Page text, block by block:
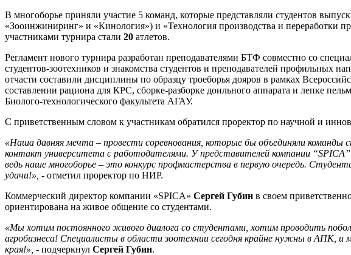
В многоборье приняли участие 5 команд, которые представляли студентов
«Зооинжиниринг» и «Кинология») и «Технология производства и переработки
участниками турнира стали 20 атлетов.
Регламент нового турнира разработан преподавателями БТФ совместно со
студентов-зоотехников и знакомства студентов и преподавателей профильных
отчасти составили дисциплины по образцу троеборья дояров в рамках
составлении рациона для КРС, сборке-разборке доильного аппарата и лепке
Биолого-технологического факультета АГАУ.
С приветственным словом к участникам обратился проректор по научной и
«Наша давняя мечта – провести соревнования, которые бы объединяли
контакт университета с работодателями. У представителей компании
ведь наше многоборье – это конкурс профмастерства в первую очередь.
удачи!», - отметил проректор по НИР.
Коммерческий директор компании «SPICA» Сергей Губин в своем
ориентирована на живое общение со студентами.
«Мы хотим постоянного живого диалога со студентами, хотим проводить
агробизнеса! Специалисты в области зоотехнии сегодня крайне нужны в АПК,
края!», - подчеркнул Сергей Губин.